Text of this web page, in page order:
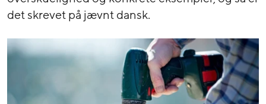
det skrevet på jævnt dansk.